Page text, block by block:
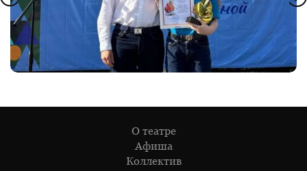
О театре
Афиша
Коллектив